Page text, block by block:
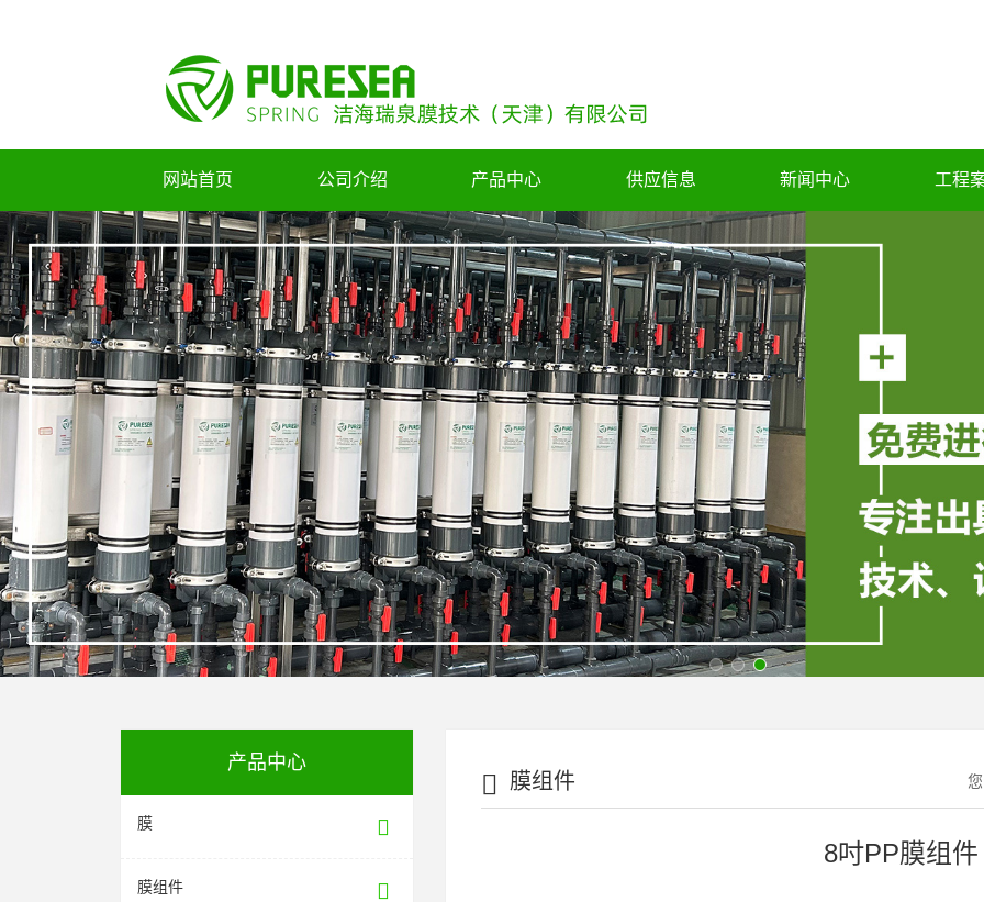
网站首页 公司介绍 产品中心 供应信息 新闻中心 工程
产品中心
膜
膜组件
膜组件
8吋PP膜组件